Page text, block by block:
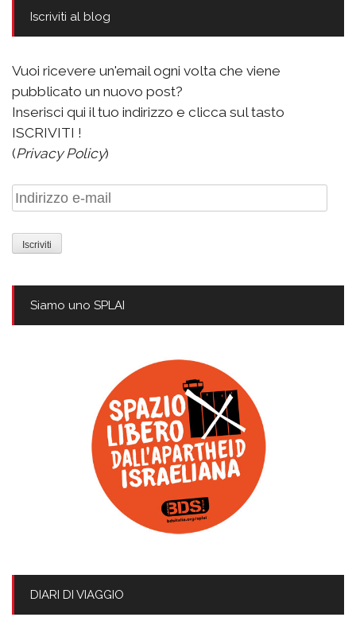
Iscriviti al blog
Vuoi ricevere un'email ogni volta che viene
pubblicato un nuovo post?
Inserisci qui il tuo indirizzo e clicca sul tasto
ISCRIVITI !
(Privacy Policy)
Indirizzo
e-
mail
Siamo uno SPLAI
DIARI DI VIAGGIO